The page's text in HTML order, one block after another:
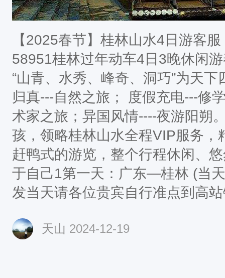
【2025春节】桂林山水4日游客
58951桂林过年动车4日3晚休闲
“山青、水秀、峰奇、洞巧”为天
归真---自然之旅； 度假充电---修
术家之旅；异国风情----夜游阳朔
孩，领略桂林山水全程VIP服务，
赶鸭式的游览，整个行程休闲、
于自己1第一天：广东—桂林 (当天
发当天请各位贵宾自行准点到高
为准）（约3小时），抵达桂林。
天山 2024-12-19